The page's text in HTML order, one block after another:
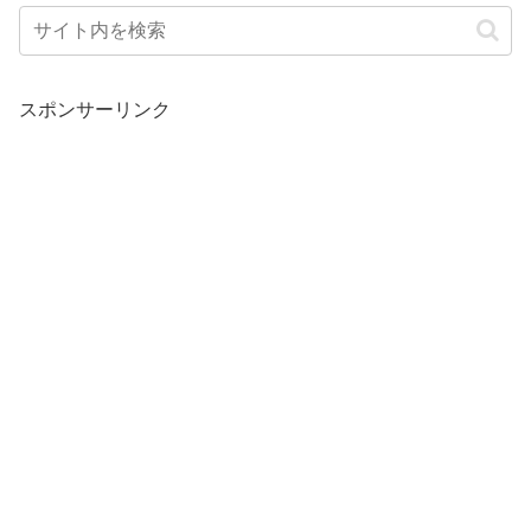
スポンサーリンク